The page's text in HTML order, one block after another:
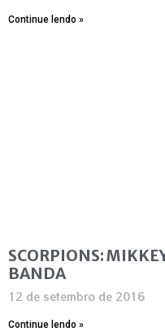
Continue lendo »
SCORPIONS:
BANDA
12 de setembro de 2016
Continue lendo »